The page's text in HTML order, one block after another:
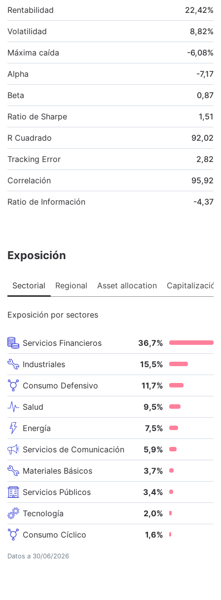
Rentabilidad 22,42%
Volatilidad 8,82%
Máxima caída -6,08%
Alpha -7,17
Beta 0,87
Ratio de Sharpe 1,51
R Cuadrado 92,02
Tracking Error 2,82
Correlación 95,92
Ratio de Información -4,37
Exposición
Sectorial Regional Asset allocation Capitalización
Exposición por sectores
Servicios Financieros 36,7%
Industriales 15,5%
Consumo Defensivo 11,7%
Salud 9,5%
Energía 7,5%
Servicios de Comunicación 5,9%
Materiales Básicos 3,7%
Servicios Públicos 3,4%
Tecnología 2,0%
Consumo Cíclico 1,6%
Datos a 30/06/2026